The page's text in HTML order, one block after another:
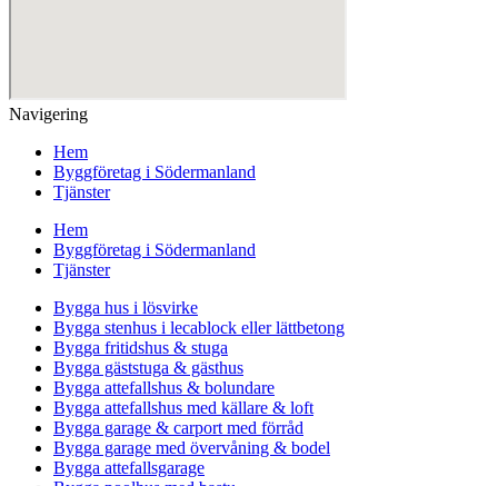
Navigering
Hem
Byggföretag i Södermanland
Tjänster
Hem
Byggföretag i Södermanland
Tjänster
Bygga hus i lösvirke
Bygga stenhus i lecablock eller lättbetong
Bygga fritidshus & stuga
Bygga gäststuga & gästhus
Bygga attefallshus & bolundare
Bygga attefallshus med källare & loft
Bygga garage & carport med förråd
Bygga garage med övervåning & bodel
Bygga attefallsgarage